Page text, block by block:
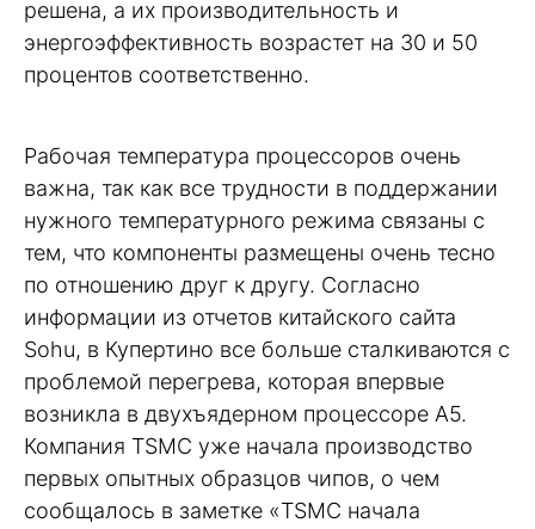
решена, а их производительность и
энергоэффективность возрастет на 30 и 50
процентов соответственно.
Рабочая температура процессоров очень
важна, так как все трудности в поддержании
нужного температурного режима связаны с
тем, что компоненты размещены очень тесно
по отношению друг к другу. Согласно
информации из отчетов китайского сайта
Sohu, в Купертино все больше сталкиваются с
проблемой перегрева, которая впервые
возникла в двухъядерном процессоре A5.
Компания TSMC уже начала производство
первых опытных образцов чипов, о чем
сообщалось в заметке «TSMC начала